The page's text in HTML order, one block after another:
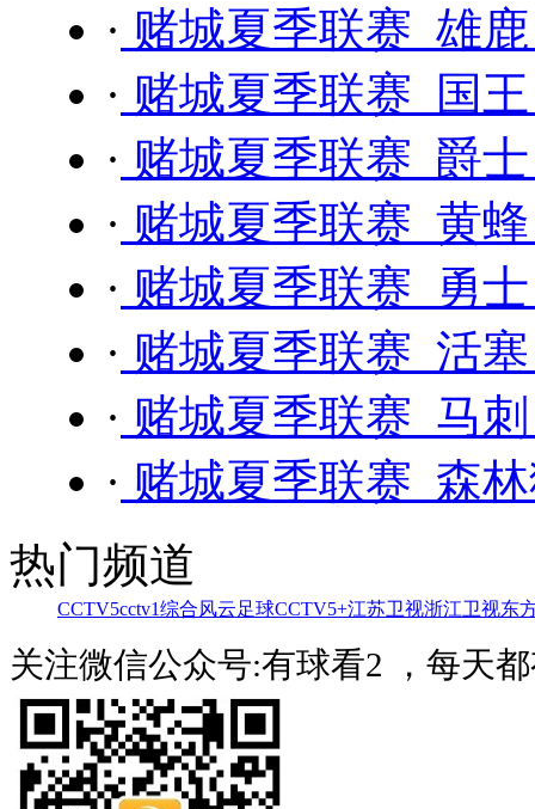
· 赌城夏季联赛 雄
· 赌城夏季联赛 国
· 赌城夏季联赛 爵
· 赌城夏季联赛 黄
· 赌城夏季联赛 勇
· 赌城夏季联赛 活
· 赌城夏季联赛 马
· 赌城夏季联赛 森
热门频道
CCTV5cctv1综合风云足球CCTV5+江苏卫视浙江卫视东
关注微信公众号:有球看2 ，每天